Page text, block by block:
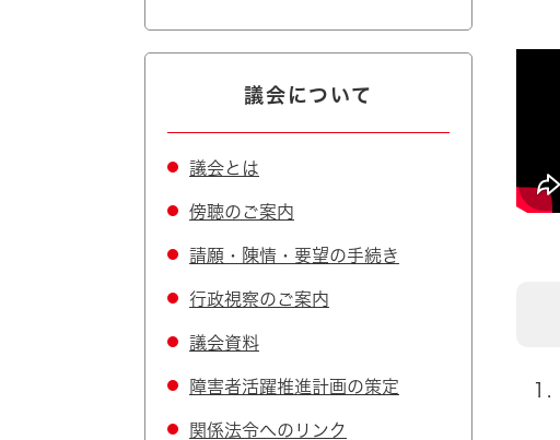
議会について
議会とは
傍聴のご案内
請願・陳情・要望の手続き
行政視察のご案内
議会資料
障害者活躍推進計画の策定
関係法令へのリンク